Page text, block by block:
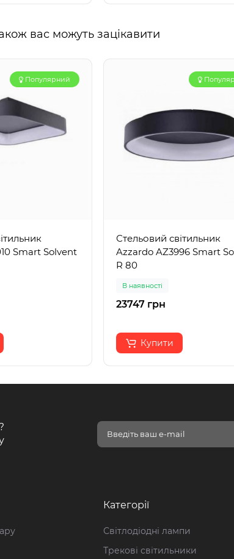
вас можуть зацікавити
Популярний
Smart Solvent
Стельовий світильник
Azzardo AZ3996 Smart
R 80
В наявності
23747 грн
Купити
Категорії
Світлодіодні лампи
Трекові світильники